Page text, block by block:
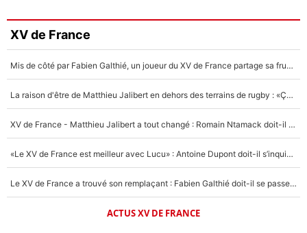
XV de France
Mis de côté par Fabien Galthié, un joueur du XV de France partage sa frustration : «ils ne me l’ont pas dit tout de suite»
La raison d'être de Matthieu Jalibert en dehors des terrains de rugby : «Ça m'atteint autant que si tu touches à un membre de ma famille»
XV de France - Matthieu Jalibert a tout changé : Romain Ntamack doit-il s’inquiéter pour sa place à un an de la Coupe du monde ?
«Le XV de France est meilleur avec Lucu» : Antoine Dupont doit-il s’inquiéter pour sa place ?
Le XV de France a trouvé son remplaçant : Fabien Galthié doit-il se passer d'Antoine Dupont ?
ACTUS XV DE FRANCE